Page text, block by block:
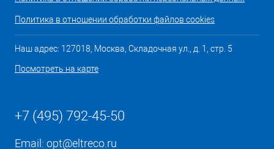
Политика в отношении обработки файлов cookies
Наш адрес: 127018, Москва, Складочная ул., д. 1, стр. 5
Посмотреть на карте
+7 (495) 792-45-50
Email: opt@eltreco.ru